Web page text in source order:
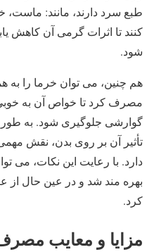
طبع سرد دارند، مانند: ماست،
کنند تا اثرات گرمی آن کاهش
شود.
هم چنین، می ‌توان خرما را به
مصرف کرد تا خواص آن به‌
گوارشی جلوگیری شود. به ‌طور
تأثیر آن بر روی بدن، نقش
دارد. با رعایت این نکات، می
بهره‌ مند شد و در عین حال از
کرد.
مزایا و معایب